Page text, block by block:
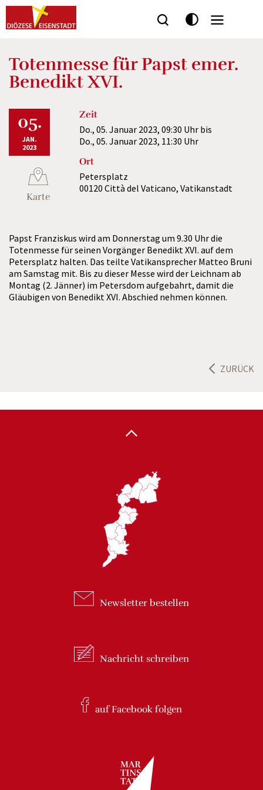
Totenmesse für Papst emer.
Benedikt XVI.
05.
JAN.
2023
Karte
Zeit
Do., 05. Januar 2023, 09:30 Uhr bis
Do., 05. Januar 2023, 11:30 Uhr
Ort
Petersplatz
00120 Città del Vaticano, Vatikanstadt
Papst Franziskus wird am Donnerstag um 9.30 Uhr die
Totenmesse für seinen Vorgänger Benedikt XVI. auf dem
Petersplatz halten. Das teilte Vatikansprecher Matteo Bruni
am Samstag mit. Bis zu dieser Messe wird der Leichnam ab
Montag (2. Jänner) im Petersdom aufgebahrt, damit die
Gläubigen von Benedikt XVI. Abschied nehmen können.
ZURÜCK
Newsletter bestellen
Nachricht schreiben
auf Facebookfolgen